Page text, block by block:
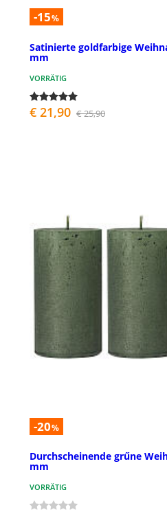
-15%
Satinierte goldfarbige
mm
VORRÄTIG
€ 21,90 € 25,90
-20%
Durchscheinende grűne
mm
VORRÄTIG